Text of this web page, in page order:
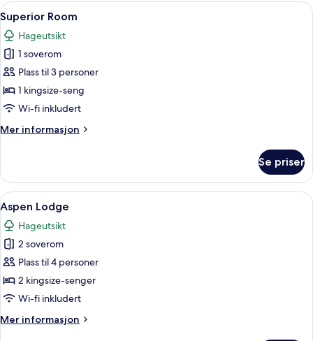
Åpne
alle
bildene
av
Superior
Room
Superior Room | Safe på rommet,
15
Superior Room
Hageutsikt
1 soverom
Plass til 3 personer
1 kingsize-seng
Wi-fi inkludert
Mer informasjon
Mer
Room
Se priser
Åpne
alle
bildene
av
Aspen
Lodge
Safe på rommet, skrivebord,
10
Aspen Lodge
Hageutsikt
2 soverom
Plass til 4 personer
2 kingsize-senger
Wi-fi inkludert
Mer informasjon
Mer